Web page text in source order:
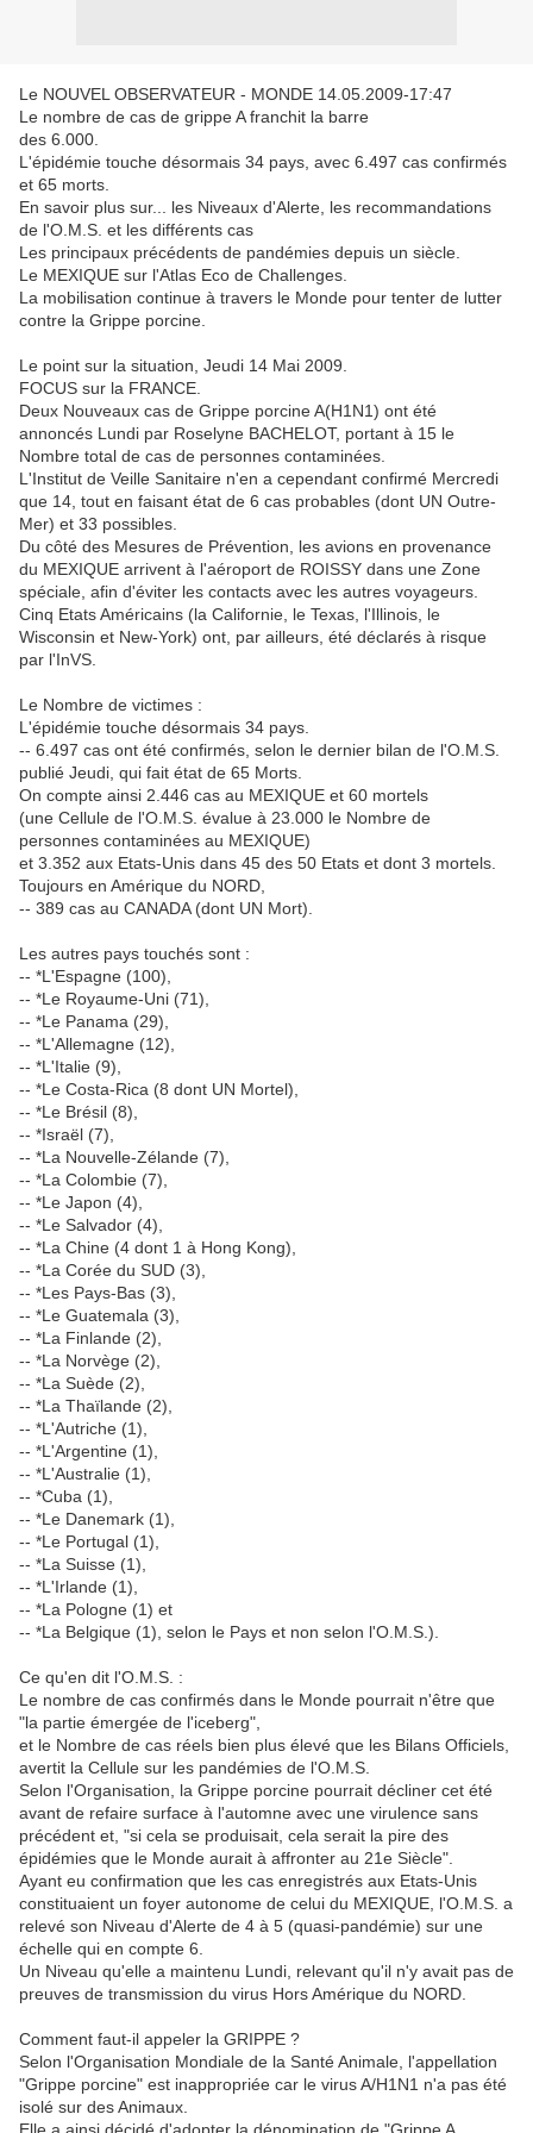
Le NOUVEL OBSERVATEUR - MONDE 14.05.2009-17:47
Le nombre de cas de grippe A franchit la barre
des 6.000.
L'épidémie touche désormais 34 pays, avec 6.497 cas confirmés
et 65 morts.
En savoir plus sur... les Niveaux d'Alerte, les recommandations
de l'O.M.S. et les différents cas
Les principaux précédents de pandémies depuis un siècle.
Le MEXIQUE sur l'Atlas Eco de Challenges.
La mobilisation continue à travers le Monde pour tenter de lutter
contre la Grippe porcine.
Le point sur la situation, Jeudi 14 Mai 2009.
FOCUS sur la FRANCE.
Deux Nouveaux cas de Grippe porcine A(H1N1) ont été
annoncés Lundi par Roselyne BACHELOT, portant à 15 le
Nombre total de cas de personnes contaminées.
L'Institut de Veille Sanitaire n'en a cependant confirmé Mercredi
que 14, tout en faisant état de 6 cas probables (dont UN Outre-
Mer) et 33 possibles.
Du côté des Mesures de Prévention, les avions en provenance
du MEXIQUE arrivent à l'aéroport de ROISSY dans une Zone
spéciale, afin d'éviter les contacts avec les autres voyageurs.
Cinq Etats Américains (la Californie, le Texas, l'Illinois, le
Wisconsin et New-York) ont, par ailleurs, été déclarés à risque
par l'InVS.
Le Nombre de victimes :
L'épidémie touche désormais 34 pays.
-- 6.497 cas ont été confirmés, selon le dernier bilan de l'O.M.S.
publié Jeudi, qui fait état de 65 Morts.
On compte ainsi 2.446 cas au MEXIQUE et 60 mortels
(une Cellule de l'O.M.S. évalue à 23.000 le Nombre de
personnes contaminées au MEXIQUE)
et 3.352 aux Etats-Unis dans 45 des 50 Etats et dont 3 mortels.
Toujours en Amérique du NORD,
-- 389 cas au CANADA (dont UN Mort).
Les autres pays touchés sont :
-- *L'Espagne (100),
-- *Le Royaume-Uni (71),
-- *Le Panama (29),
-- *L'Allemagne (12),
-- *L'Italie (9),
-- *Le Costa-Rica (8 dont UN Mortel),
-- *Le Brésil (8),
-- *Israël (7),
-- *La Nouvelle-Zélande (7),
-- *La Colombie (7),
-- *Le Japon (4),
-- *Le Salvador (4),
-- *La Chine (4 dont 1 à Hong Kong),
-- *La Corée du SUD (3),
-- *Les Pays-Bas (3),
-- *Le Guatemala (3),
-- *La Finlande (2),
-- *La Norvège (2),
-- *La Suède (2),
-- *La Thaïlande (2),
-- *L'Autriche (1),
-- *L'Argentine (1),
-- *L'Australie (1),
-- *Cuba (1),
-- *Le Danemark (1),
-- *Le Portugal (1),
-- *La Suisse (1),
-- *L'Irlande (1),
-- *La Pologne (1) et
-- *La Belgique (1), selon le Pays et non selon l'O.M.S.).
Ce qu'en dit l'O.M.S. :
Le nombre de cas confirmés dans le Monde pourrait n'être que
"la partie émergée de l'iceberg",
et le Nombre de cas réels bien plus élevé que les Bilans Officiels,
avertit la Cellule sur les pandémies de l'O.M.S.
Selon l'Organisation, la Grippe porcine pourrait décliner cet été
avant de refaire surface à l'automne avec une virulence sans
précédent et, "si cela se produisait, cela serait la pire des
épidémies que le Monde aurait à affronter au 21e Siècle".
Ayant eu confirmation que les cas enregistrés aux Etats-Unis
constituaient un foyer autonome de celui du MEXIQUE, l'O.M.S. a
relevé son Niveau d'Alerte de 4 à 5 (quasi-pandémie) sur une
échelle qui en compte 6.
Un Niveau qu'elle a maintenu Lundi, relevant qu'il n'y avait pas de
preuves de transmission du virus Hors Amérique du NORD.
Comment faut-il appeler la GRIPPE ?
Selon l'Organisation Mondiale de la Santé Animale, l'appellation
"Grippe porcine" est inappropriée car le virus A/H1N1 n'a pas été
isolé sur des Animaux.